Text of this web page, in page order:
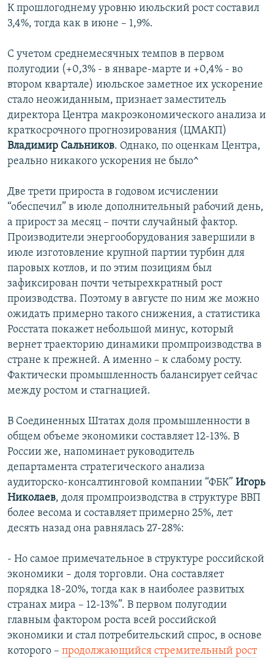
К прошлогоднему уровню июльский рост составил
3,4%, тогда как в июне – 1,9%.
С учетом среднемесячных темпов в первом
полугодии (+0,3% - в январе-марте и +0,4% - во
втором квартале) июльское заметное их ускорение
стало неожиданным, признает заместитель
директора Центра макроэкономического анализа и
краткосрочного прогнозирования (ЦМАКП)
Владимир Сальников. Однако, по оценкам Центра,
реально никакого ускорения не было^
Две трети прироста в годовом исчислении
“обеспечил” в июле дополнительный рабочий день,
а прирост за месяц – почти случайный фактор.
Производители энергооборудования завершили в
июле изготовление крупной партии турбин для
паровых котлов, и по этим позициям был
зафиксирован почти четырехкратный рост
производства. Поэтому в августе по ним же можно
ожидать примерно такого снижения, а статистика
Росстата покажет небольшой минус, который
вернет траекторию динамики промпроизводства в
стране к прежней. А именно – к слабому росту.
Фактически промышленность балансирует сейчас
между ростом и стагнацией.
В Соединенных Штатах доля промышленности в
общем объеме экономики составляет 12-13%. В
России же, напоминает руководитель
департамента стратегического анализа
аудиторско-консалтинговой компании “ФБК” Игорь
Николаев, доля промпроизводства в структуре ВВП
более весома и составляет примерно 25%, лет
десять назад она равнялась 27-28%:
- Но самое примечательное в структуре российской
экономики – доля торговли. Она составляет
порядка 18-20%, тогда как в наиболее развитых
странах мира – 12-13%”. В первом полугодии
главным фактором роста всей российской
экономики и стал потребительский спрос, в основе
которого – продолжающийся стремительный рост